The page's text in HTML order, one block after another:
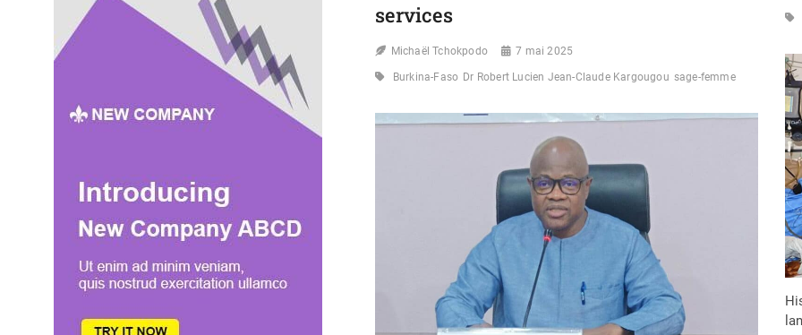
services
Michaël Tchokpodo 7 mai 2025
Burkina-Faso Dr Robert Lucien Jean-Claude Kargougou sage-femme